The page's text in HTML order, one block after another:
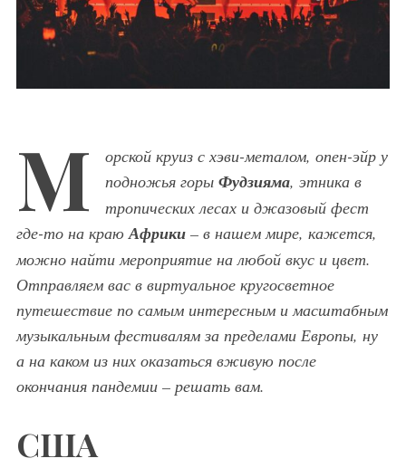
М
орской круиз с хэви-металом, опен-эйр у
подножья горы Фудзияма, этника в
тропических лесах и джазовый фест
где-то на краю Африки– в нашем мире, кажется,
можно найти мероприятие на любой вкус и цвет.
Отправляем вас в виртуальное кругосветное
путешествие по самым интересным и масштабным
музыкальным фестивалям за пределами Европы, ну
а на каком из них оказаться вживую после
окончания пандемии – решать вам.
США